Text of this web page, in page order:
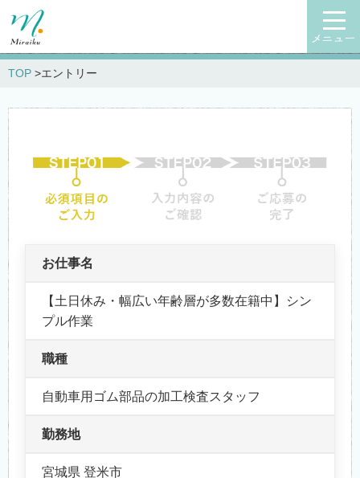
メニュー
TOP エントリー
お仕事名
【土日休み・幅広い年齢層が多数在籍中】シン
プル作業
職種
自動車用ゴム部品の加工検査スタッフ
勤務地
宮城県 登米市